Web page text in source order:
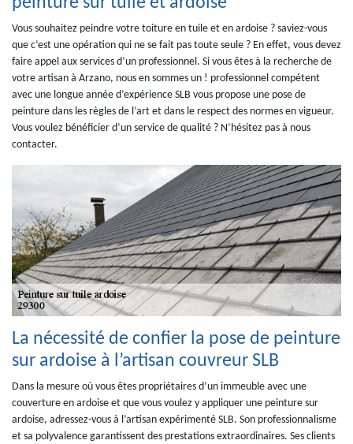
Vous souhaitez peindre votre toiture en tuile et en ardoise ? saviez-vous
que c’est une opération qui ne se fait pas toute seule ? En effet, vous devez
faire appel aux services d’un professionnel. Si vous êtes à la recherche de
votre artisan à Arzano, nous en sommes un ! professionnel compétent
avec une longue année d’expérience SLB vous propose une pose de
peinture dans les règles de l’art et dans le respect des normes en vigueur.
Vous voulez bénéficier d’un service de qualité ? N’hésitez pas à nous
contacter.
La nécessité de confier la pose de peinture
sur ardoise à l’artisan couvreur SLB
Dans la mesure où vous êtes propriétaires d’un immeuble avec une
couverture en ardoise et que vous voulez y appliquer une peinture sur
ardoise, adressez-vous à l’artisan expérimenté SLB. Son professionnalisme
et sa polyvalence garantissent des prestations extraordinaires. Ses clients